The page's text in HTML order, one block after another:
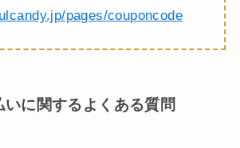
pages/couponcode
いに関するよくある質問